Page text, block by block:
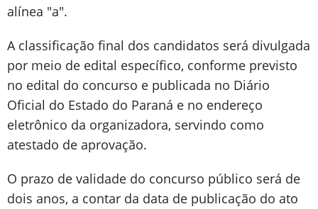
alínea "a".
A classificação final dos candidatos será divulgada
por meio de edital específico, conforme previsto
no edital do concurso e publicada no Diário
Oficial do Estado do Paraná e no endereço
eletrônico da organizadora, servindo como
atestado de aprovação.
O prazo de validade do concurso público será de
dois anos, a contar da data de publicação do ato